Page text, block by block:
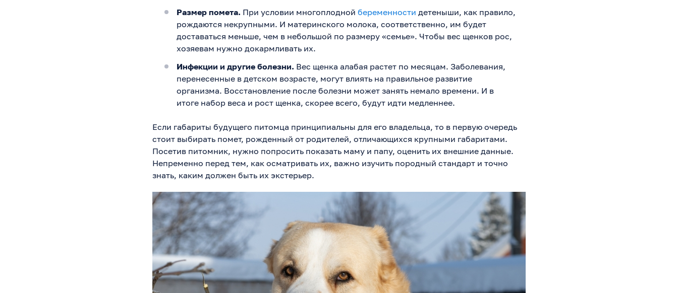
Размер помета. При условии многоплодной беременности детеныши, как правило,
рождаются некрупными. И материнского молока, соответственно, им будет
доставаться меньше, чем в небольшой по размеру «семье». Чтобы вес щенков рос,
хозяевам нужно докармливать их.
Инфекции и другие болезни. Вес щенка алабая растет по месяцам. Заболевания,
перенесенные в детском возрасте, могут влиять на правильное развитие
организма. Восстановление после болезни может занять немало времени. И в
итоге набор веса и рост щенка, скорее всего, будут идти медленнее.
Если габариты будущего питомца принципиальны для его владельца, то в первую очередь
стоит выбирать помет, рожденный от родителей, отличающихся крупными габаритами.
Посетив питомник, нужно попросить показать маму и папу, оценить их внешние данные.
Непременно перед тем, как осматривать их, важно изучить породный стандарт и точно
знать, каким должен быть их экстерьер.